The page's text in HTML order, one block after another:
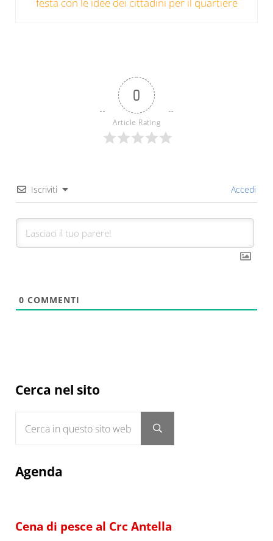
festa con le idee dei cittadini per il quartiere
0
Article Rating
Iscriviti Accedi
0 COMMENTI
Sidebar
Cerca nel sito
Submit search
Agenda
Cena di pesce al Crc Antella